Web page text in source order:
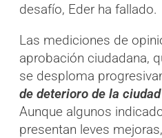
desafío, Eder ha fallado.
Las mediciones de
aprobación ciudadana,
se desploma
de deterioro de la
Aunque algunos
presentan leves